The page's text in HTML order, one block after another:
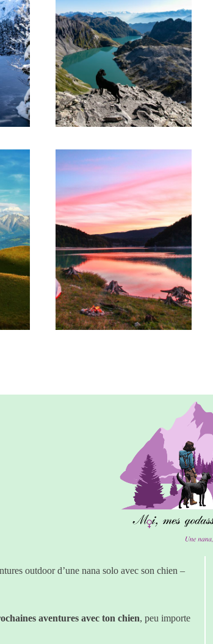
outdoor d’une nana solo avec son chien –
aventures avec ton chien, peu importe